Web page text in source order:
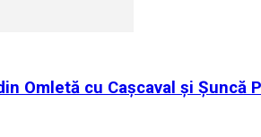
Omletă cu Cașcaval și Șuncă